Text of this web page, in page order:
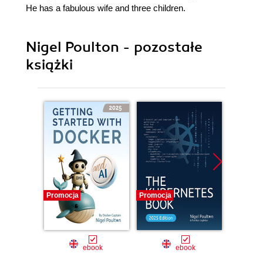
He has a fabulous wife and three children.
Nigel Poulton - pozostałe
książki
Promocja
ebook
Promocja
ebook